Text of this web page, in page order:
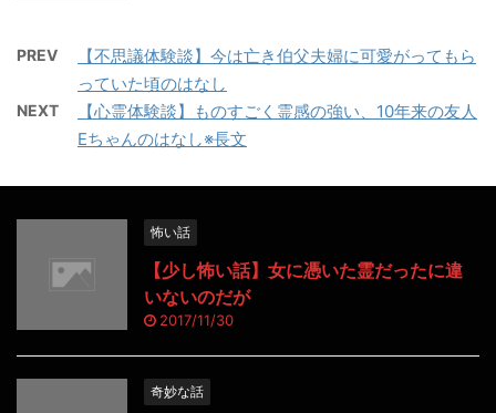
PREV
【不思議体験談】今は亡き伯父夫婦に可愛がってもら
っていた頃のはなし
NEXT
【心霊体験談】ものすごく霊感の強い、10年来の友人
Eちゃんのはなし※長文
怖い話
【少し怖い話】女に憑いた霊だったに違
いないのだが
2017/11/30
奇妙な話